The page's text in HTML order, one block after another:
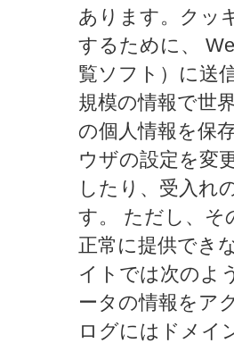
あります。クッ
するために、
覧ソフト）に送
規模の情報で世
の個人情報を保
ウザの設定を変
したり、受入れ
す。 ただし、そ
正常に提供でき
イトでは次のよ
ータの情報をア
ログにはドメイ